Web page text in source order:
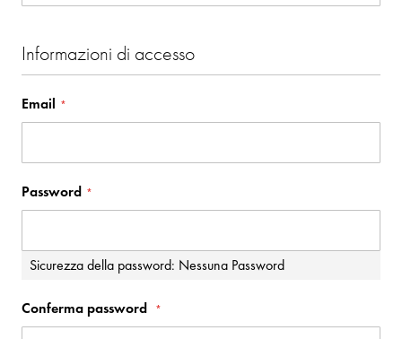
Informazioni di accesso
Email
Password
Sicurezza della password: Nessuna Password
Conferma password